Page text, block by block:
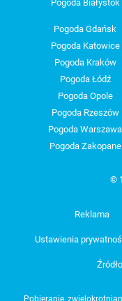
Pogoda Białystok
Pogoda Gdańsk
Pogoda Katowice
Pogoda Kraków
Pogoda Łódź
Pogoda Opole
Pogoda Rzeszów
Pogoda Warszawa
Pogoda Zakopane
©
Reklama
Ustawienia
Pobieranie,